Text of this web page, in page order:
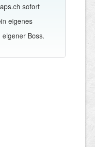
sofort
eigenes
Boss.